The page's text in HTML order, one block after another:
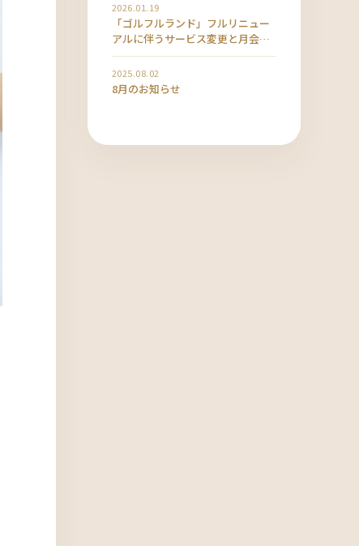
2026.01.19
「ゴルフルランド」フルリニュー
アルに伴うサービス変更と月会費
改定のお知らせ
2025.08.02
8月のお知らせ